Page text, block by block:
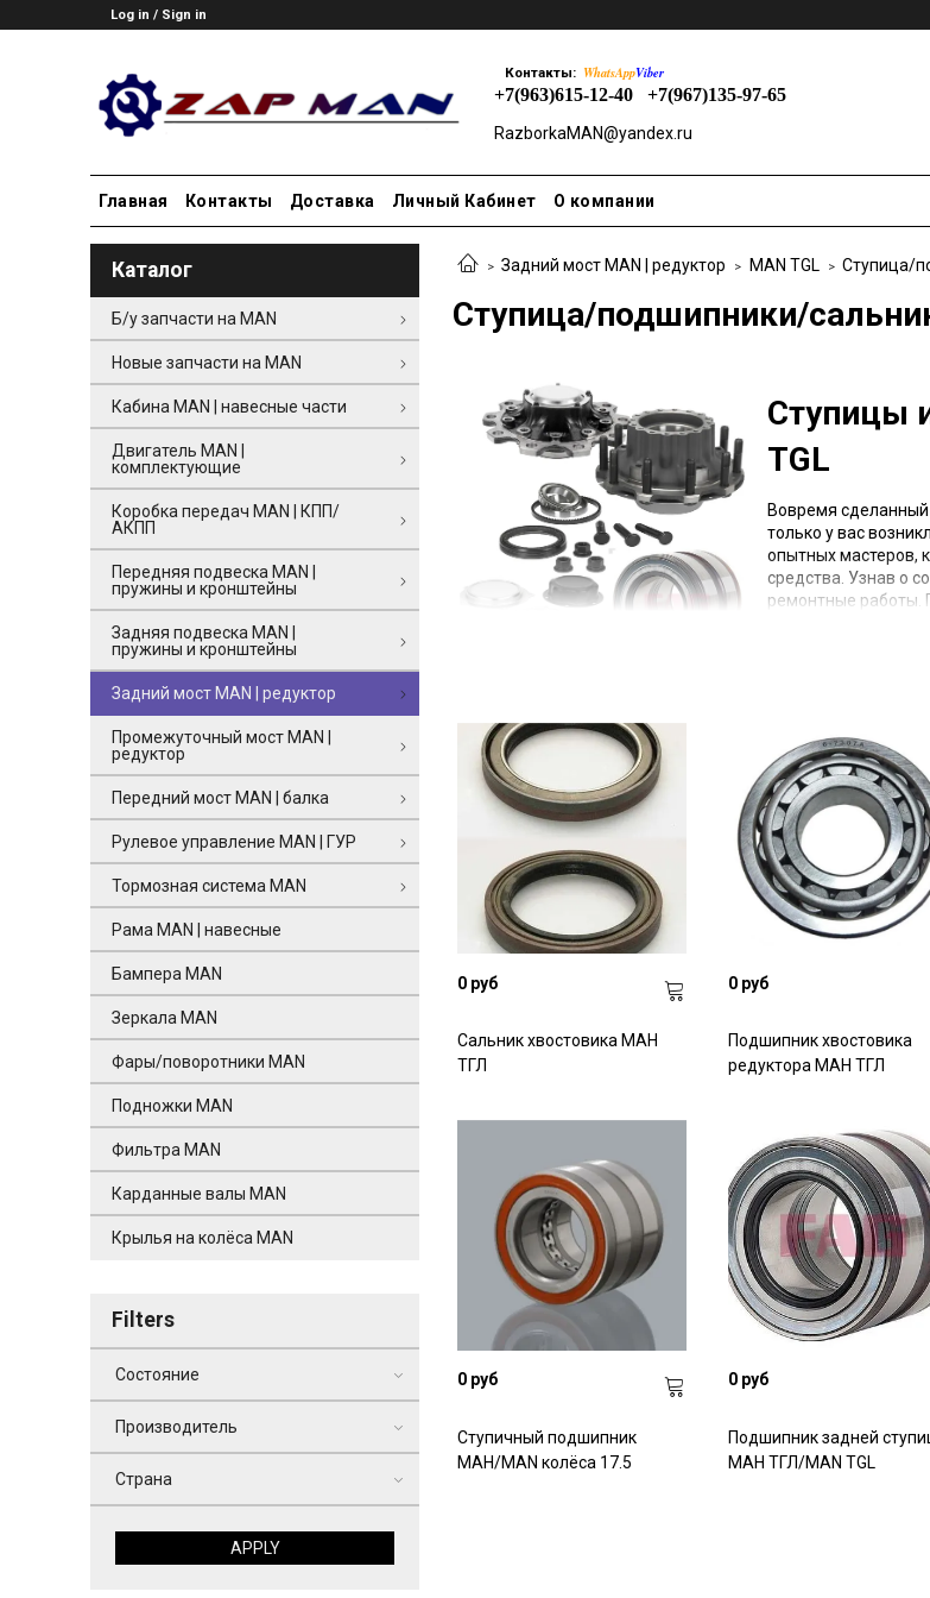
Log in / Sign in
Контакты:WhatsAppViber
+7(963)615-12-40+7(967)135-97-65
RazborkaMAN@yandex.ru
Главная Контакты Доставка Личный Кабинет О компании
Задний мост MAN | редуктор MAN TGL Ступица/
Ступица/подшипники/
Ступицы
TGL
Вовремя
только у вас
опытных мастеров,
средства. Узнав о
ремонтные работы.
впоследствии
0 руб
Сальник хвостовика МАН
ТГЛ
0 руб
Подшипник хвостовика
редуктора МАН ТГЛ
0 руб
Ступичный подшипник
МАН/MAN колёса 17.5
0 руб
Подшипник задней
МАН ТГЛ/MAN TGL
Каталог
Б/у запчасти на MAN
Новые запчасти на MAN
Кабина MAN | навесные части
Двигатель MAN |
комплектующие
Коробка передач MAN | КПП/
АКПП
Передняя подвеска MAN |
пружины и кронштейны
Задняя подвеска MAN |
пружины и кронштейны
Задний мост MAN | редуктор
Промежуточный мост MAN |
редуктор
Передний мост MAN | балка
Рулевое управление MAN | ГУР
Тормозная система MAN
Рама MAN | навесные
Бампера MAN
Зеркала MAN
Фары/поворотники MAN
Подножки MAN
Фильтра MAN
Карданные валы MAN
Крылья на колёса MAN
Filters
Состояние
Производитель
Страна
APPLY